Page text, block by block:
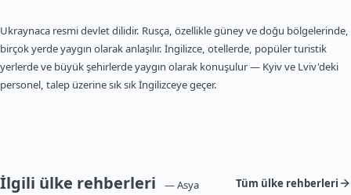
Ukraynaca resmi devlet dilidir. Rusça, özellikle güney ve doğu bölgelerinde,
birçok yerde yaygın olarak anlaşılır. İngilizce, otellerde, popüler turistik
yerlerde ve büyük şehirlerde yaygın olarak konuşulur — Kyiv ve Lviv'deki
personel, talep üzerine sık sık İngilizceye geçer.
İlgili ülke rehberleri — Asya Tüm ülke rehberleri